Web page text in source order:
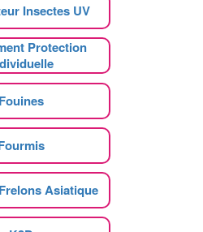
Insectes UV
Protection
Fouines
Asiatique